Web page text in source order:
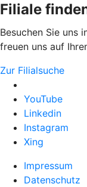
Filiale
Besuchen Sie uns
freuen uns auf
Zur Filialsuche
YouTube
Linkedin
Instagram
Xing
Impressum
Datenschutz